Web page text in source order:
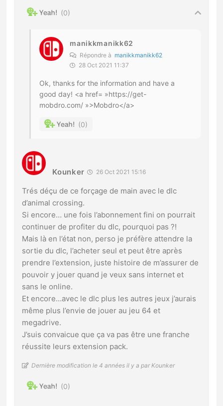
0
manikkmanikk62
Répondre à manikkmanikk62
28 Oct 2021 11:37
Ok, thanks for the information and have a
good day! <a href= »https://get-
mobdro.com/ »>Mobdro</a>
0
Kounker 26 Oct 2021 15:16
Trés déçu de ce forçage de main avec le dlc
d’animal crossing.
Si encore… une fois l’abonnement fini on pourrait
continuer de profiter du dlc, pourquoi pas ?!
Mais là en l’état non, perso je préfère attendre la
sortie du dlc, l’acheter seul et peut être après
prendre l’extension, juste histoire de m’assurer de
pouvoir y jouer quand je veux sans internet et
sans le online.
Et encore…avec le dlc plus les autres jeux j’aurais
même plus l’envie de jouer au jeu 64 et
megadrive.
J’suis convaicue que ça va pas être une franche
réussite leurs extension pack.
Dernière modification le 4 années il y a par Kounker
0